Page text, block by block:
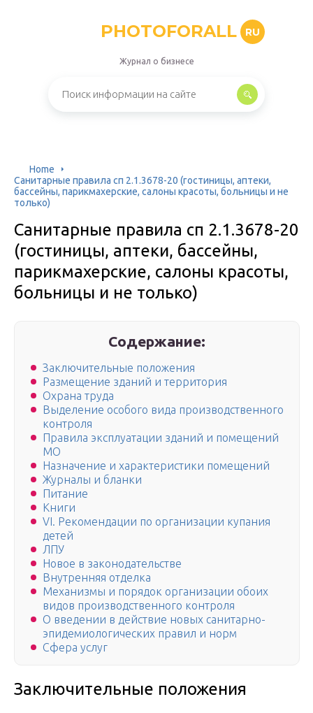
PHOTOFORALL RU
Журнал о бизнесе
Home
Санитарные правила сп 2.1.3678-20 (гостиницы, аптеки,
бассейны, парикмахерские, салоны красоты, больницы и не
только)
Санитарные правила сп 2.1.3678-20
(гостиницы, аптеки, бассейны,
парикмахерские, салоны красоты,
больницы и не только)
Содержание:
Заключительные положения
Размещение зданий и территория
Охрана труда
Выделение особого вида производственного
контроля
Правила эксплуатации зданий и помещений
МО
Назначение и характеристики помещений
Журналы и бланки
Питание
Книги
VI. Рекомендации по организации купания
детей
ЛПУ
Новое в законодательстве
Внутренняя отделка
Механизмы и порядок организации обоих
видов производственного контроля
О введении в действие новых санитарно-
эпидемиологических правил и норм
Сфера услуг
Заключительные положения